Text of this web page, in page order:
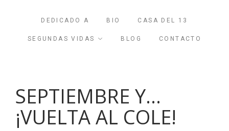
DEDICADO A BIO CASA DEL 13
SEGUNDAS VIDAS BLOG CONTACTO
SEPTIEMBRE Y…
¡VUELTA AL COLE!